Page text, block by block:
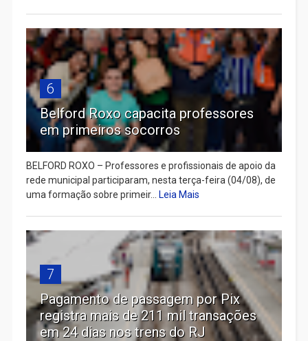
6
Belford Roxo capacita professores
em primeiros socorros
BELFORD ROXO – Professores e profissionais de apoio da
rede municipal participaram, nesta terça-feira (04/08), de
uma formação sobre primeir...
Leia Mais
7
Pagamento de passagem por Pix
registra mais de 211 mil transações
em 24 dias nos trens do RJ